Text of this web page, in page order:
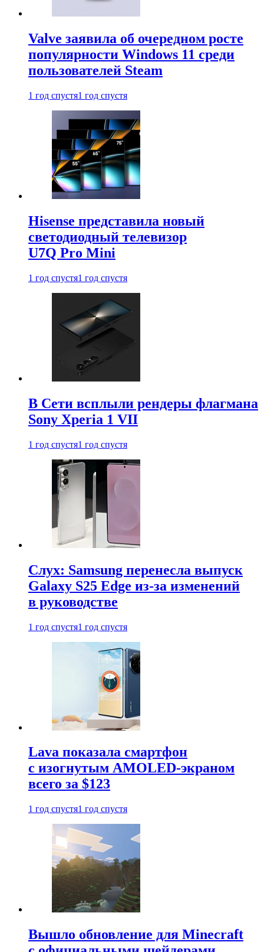
Valve заявила об очередном росте
популярности Windows 11 среди
пользователей Steam
1 год спустя1 год спустя
Hisense представила новый
светодиодный телевизор
U7Q Pro Mini
1 год спустя1 год спустя
В Сети всплыли рендеры флагмана
Sony Xperia 1 VII
1 год спустя1 год спустя
Слух: Samsung перенесла выпуск
Galaxy S25 Edge из-за изменений
в руководстве
1 год спустя1 год спустя
Lava показала смартфон
с изогнутым AMOLED-экраном
всего за $123
1 год спустя1 год спустя
Вышло обновление для Minecraft